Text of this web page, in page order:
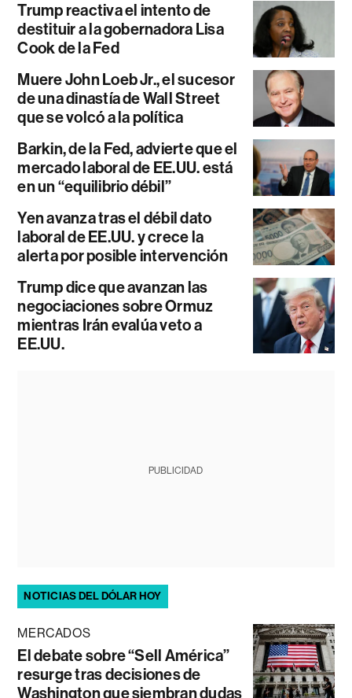
Trump reactiva el intento de
destituir a la gobernadora Lisa
Cook de la Fed
Muere John Loeb Jr., el sucesor
de una dinastía de Wall Street
que se volcó a la política
Barkin, de la Fed, advierte que el
mercado laboral de EE.UU. está
en un “equilibrio débil”
Yen avanza tras el débil dato
laboral de EE.UU. y crece la
alerta por posible intervención
Trump dice que avanzan las
negociaciones sobre Ormuz
mientras Irán evalúa veto a
EE.UU.
PUBLICIDAD
NOTICIAS DEL DÓLAR HOY
MERCADOS
El debate sobre “Sell América”
resurge tras decisiones de
Washington que siembran dudas